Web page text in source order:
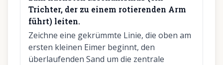
Trichter, der zu einem rotierenden Arm
führt) leiten.
Zeichne eine gekrümmte Linie, die oben am
ersten kleinen Eimer beginnt, den
überlaufenden Sand um die zentrale